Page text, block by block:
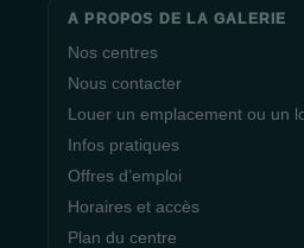
A PROPOS DE LA GALERIE
Nos centres
Nous contacter
Louer un emplacement ou un
Infos pratiques
Offres d’emploi
Horaires et accès
Plan du centre